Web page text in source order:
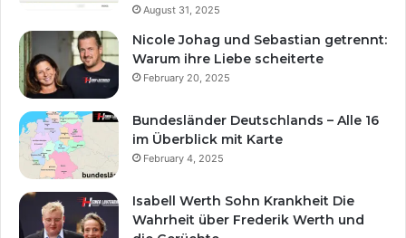
August 31, 2025
Nicole Johag und Sebastian getrennt:
Warum ihre Liebe scheiterte
February 20, 2025
Bundesländer Deutschlands – Alle 16
im Überblick mit Karte
February 4, 2025
Isabell Werth Sohn Krankheit Die
Wahrheit über Frederik Werth und